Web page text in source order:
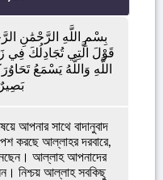
بِسْمِ اللَّهِ الرَّحْمَٰنِ
قَوْلَ الَّتِي تُجَادِلُكَ فِي
اللَّهِ وَاللَّهُ يَسْمَعُ
بَصِيرٌ
আপনার সাথে বাদানুবাদ
করছে আল্লাহর দরবারে,
আল্লাহ আপনাদের
নিশ্চয় আল্লাহ সবকিছু